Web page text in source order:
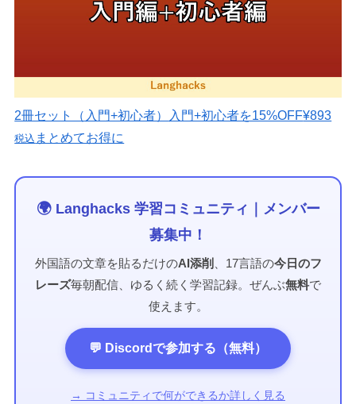
2冊セット（入門+初心者） 入門+初心者を15%OFF¥893
税込 まとめてお得に
🌍 Langhacks 学習コミュニティ｜メンバー
募集中！
外国語の文章を貼るだけのAI添削 、17言語の今日のフ
レーズ毎朝配信、ゆるく続く学習記録。ぜんぶ無料で
使えます。
💬 Discordで参加する（無料）
→ コミュニティで何ができるか詳しく見る